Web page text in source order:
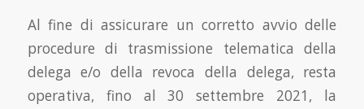
Al fine di assicurare un corretto avvio delle
procedure di trasmissione telematica della
delega e/o della revoca della delega, resta
operativa, fino al 30 settembre 2021, la